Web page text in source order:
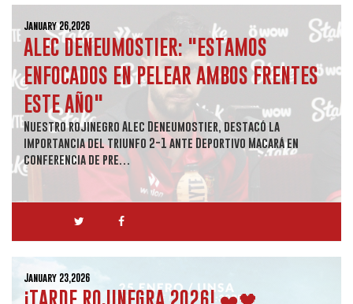
January 26,2026
ALEC DENEUMOSTIER: "ESTAMOS
ENFOCADOS EN PELEAR AMBOS FRENTES
ESTE AÑO"
Nuestro rojinegro Alec Deneumostier, destacó la
importancia del triunfo 2-1 ante Deportivo Macará en
conferencia de pre…
January 23,2026
¡TARDE ROJINEGRA 2026! ❤️🖤